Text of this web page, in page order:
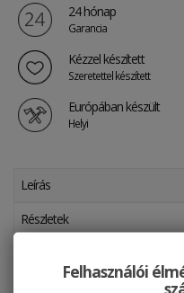
24 hónap
Garancia
Kézzel készített
Szeretettel készített
Európában készült
Helyi
Leírás
Részletek
"Párosban szép az élet".
Felhasználói